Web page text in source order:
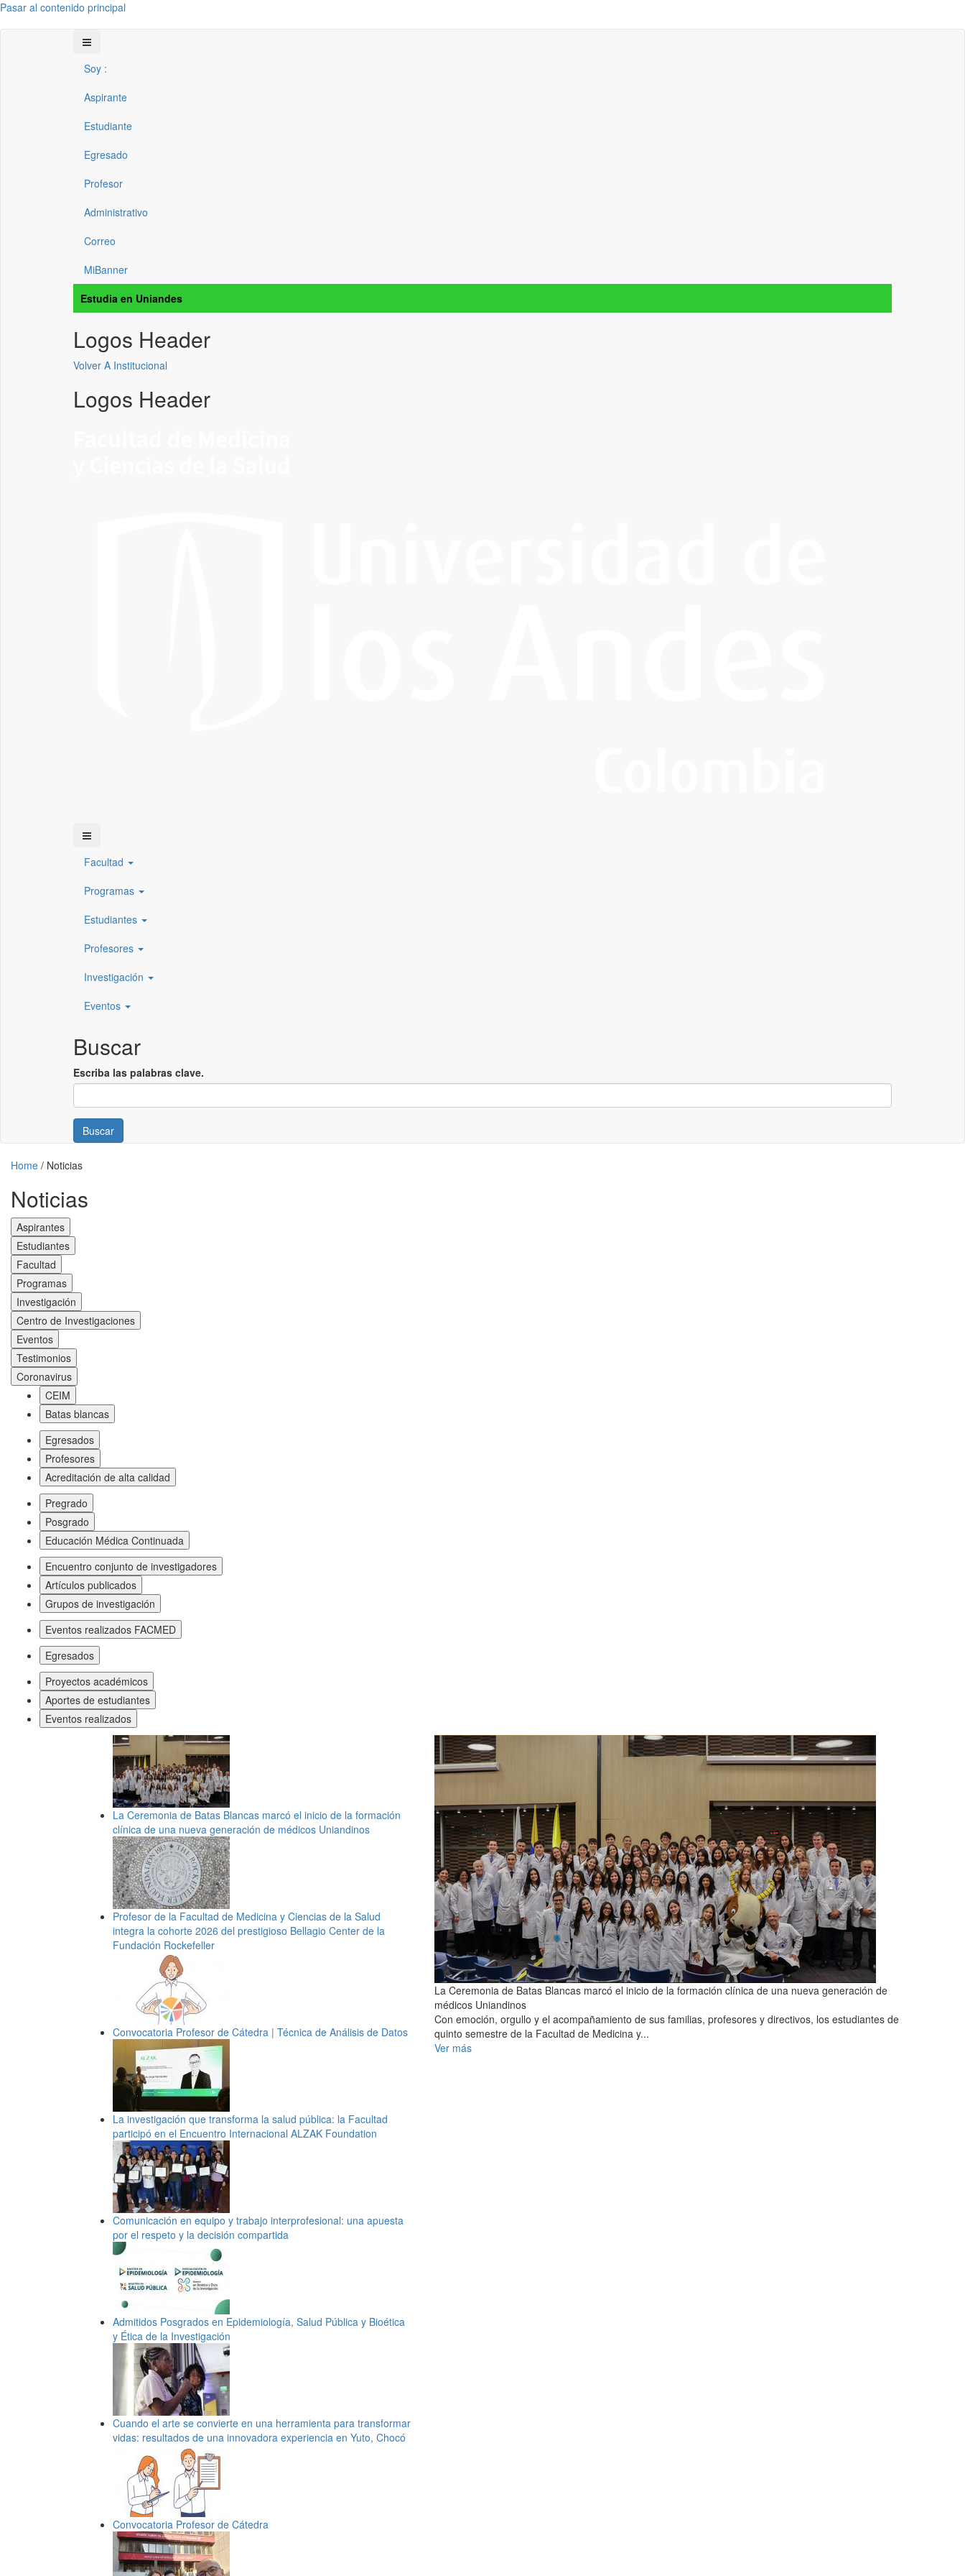
Pasar al contenido principal
Soy :
Aspirante
Estudiante
Egresado
Profesor
Administrativo
Correo
MiBanner
Estudia en Uniandes
Logos Header
Volver A Institucional
Logos Header
Facultad
Programas
Estudiantes
Profesores
Investigación
Eventos
Buscar
Escriba las palabras clave.
Buscar
Home / Noticias
Noticias
Aspirantes
Estudiantes
Facultad
Programas
Investigación
Centro de Investigaciones
Eventos
Testimonios
Coronavirus
CEIM
Batas blancas
Egresados
Profesores
Acreditación de alta calidad
Pregrado
Posgrado
Educación Médica Continuada
Encuentro conjunto de investigadores
Artículos publicados
Grupos de investigación
Eventos realizados FACMED
Egresados
Proyectos académicos
Aportes de estudiantes
Eventos realizados
La Ceremonia de Batas Blancas marcó el inicio de la formación
clínica de una nueva generación de médicos Uniandinos
Profesor de la Facultad de Medicina y Ciencias de la Salud
integra la cohorte 2026 del prestigioso Bellagio Center de la
Fundación Rockefeller
Convocatoria Profesor de Cátedra | Técnica de Análisis de Datos
La investigación que transforma la salud pública: la Facultad
participó en el Encuentro Internacional ALZAK Foundation
Comunicación en equipo y trabajo interprofesional: una apuesta
por el respeto y la decisión compartida
Admitidos Posgrados en Epidemiología, Salud Pública y Bioética
y Ética de la Investigación
Cuando el arte se convierte en una herramienta para transformar
vidas: resultados de una innovadora experiencia en Yuto, Chocó
Convocatoria Profesor de Cátedra
La Ceremonia de Batas Blancas marcó el inicio de la formación clínica de una nueva generación de
médicos Uniandinos
Con emoción, orgullo y el acompañamiento de sus familias, profesores y directivos, los estudiantes de
quinto semestre de la Facultad de Medicina y...
Ver más